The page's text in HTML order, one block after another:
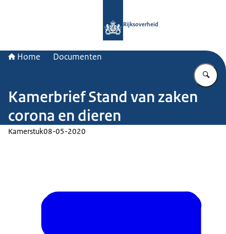
Rijksoverheid
Home Documenten
Kamerbrief Stand van zaken
corona en dieren
Kamerstuk08-05-2020